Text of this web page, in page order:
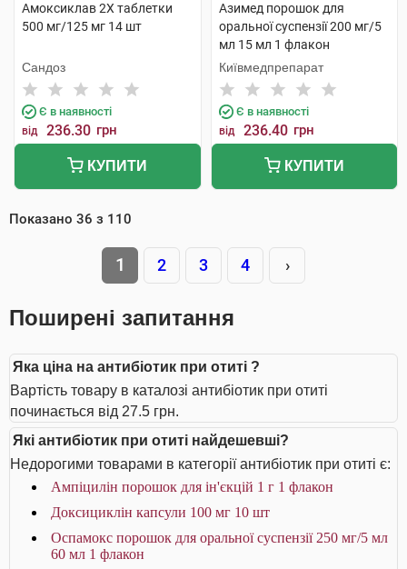
Амоксиклав 2Х таблетки
500 мг/125 мг 14 шт
Сандоз
Є в наявності
від 236.30 грн
КУПИТИ
Азимед порошок для
оральної суспензії 200 мг/5
мл 15 мл 1 флакон
Київмедпрепарат
Є в наявності
від 236.40 грн
КУПИТИ
Показано 36 з 110
1 2 3 4 ›
Поширені запитання
Яка ціна на антибіотик при отиті ?
Вартість товару в каталозі антибіотик при отиті
починається від 27.5 грн.
Які антибіотик при отиті найдешевші?
Недорогими товарами в категорії антибіотик при отиті є:
Ампіцилін порошок для ін'єкцій 1 г 1 флакон
Доксициклін капсули 100 мг 10 шт
Оспамокс порошок для оральної суспензії 250 мг/5 мл
60 мл 1 флакон